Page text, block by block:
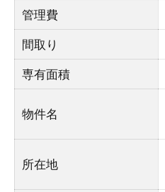
管理費
間取り
専有面積
物件名
所在地